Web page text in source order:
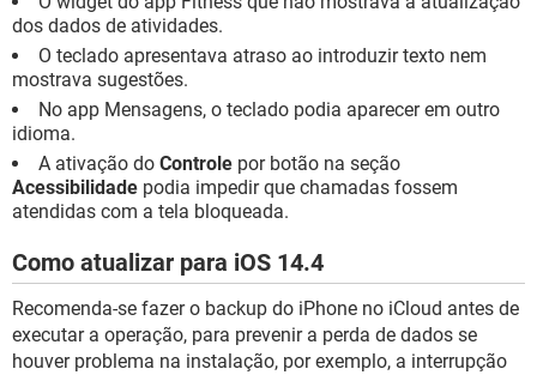
dos dados de atividades.
O teclado apresentava atraso ao introduzir texto nem
mostrava sugestões.
No app Mensagens, o teclado podia aparecer em outro
idioma.
A ativação do Controle por botão na seção
Acessibilidade podia impedir que chamadas fossem
atendidas com a tela bloqueada.
Como atualizar para iOS 14.4
Recomenda-se fazer o backup do iPhone no iCloud antes de
executar a operação, para prevenir a perda de dados se
houver problema na instalação, por exemplo, a interrupção